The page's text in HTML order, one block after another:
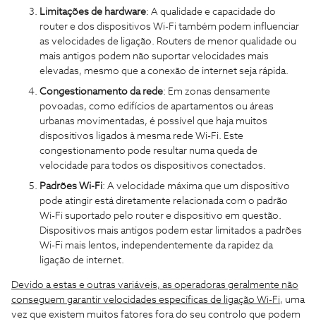
Limitações de hardware: A qualidade e capacidade do
router e dos dispositivos Wi-Fi também podem influenciar
as velocidades de ligação. Routers de menor qualidade ou
mais antigos podem não suportar velocidades mais
elevadas, mesmo que a conexão de internet seja rápida.
Congestionamento da rede: Em zonas densamente
povoadas, como edifícios de apartamentos ou áreas
urbanas movimentadas, é possível que haja muitos
dispositivos ligados à mesma rede Wi-Fi. Este
congestionamento pode resultar numa queda de
velocidade para todos os dispositivos conectados.
Padrões Wi-Fi: A velocidade máxima que um dispositivo
pode atingir está diretamente relacionada com o padrão
Wi-Fi suportado pelo router e dispositivo em questão.
Dispositivos mais antigos podem estar limitados a padrões
Wi-Fi mais lentos, independentemente da rapidez da
ligação de internet.
Devido a estas e outras variáveis, as operadoras geralmente não
conseguem garantir velocidades específicas de ligação Wi-Fi, uma
vez que existem muitos fatores fora do seu controlo que podem